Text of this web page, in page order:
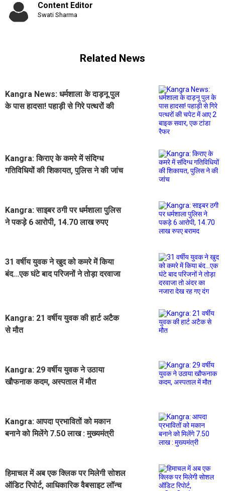
Content Editor
Swati Sharma
Related News
Kangra News: धर्मशाला के दाड़नू पुल
के पास हादसा! पहाड़ी से गिरे पत्थरों की
Kangra: किराए के कमरे में संदिग्ध
गतिविधियों की शिकायत, पुलिस ने की जांच
Kangra: साइबर ठगी पर धर्मशाला पुलिस
ने पकड़े 6 आरोपी, 14.70 लाख रुपए
31 वर्षीय युवक ने खुद को कमरे में किया
बंद...एक घंटे बाद परिजनों ने तोड़ा दरवाजा
Kangra: 21 वर्षीय युवक की हार्ट अटैक
से मौत
Kangra: 29 वर्षीय युवक ने उठाया
खौफनाक कदम, अस्पताल में मौत
Kangra: आपदा प्रभावितों को मकान
बनाने को मिलेंगे 7.50 लाख : मुख्यमंत्री
हिमाचल में अब एक क्लिक पर मिलेगी सोशल
ऑडिट रिपोर्ट, आधिकारिक वैबसाइट लॉन्च